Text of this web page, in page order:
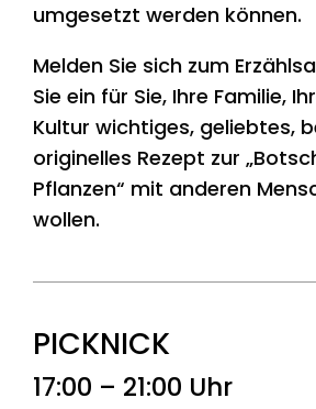
umgesetzt werden können.
Melden Sie sich zum
Sie ein für Sie, Ihre Familie,
Kultur wichtiges, geliebtes,
originelles Rezept zur
Pflanzen“ mit anderen
wollen.
PICKNICK
17:00 – 21:00 Uhr